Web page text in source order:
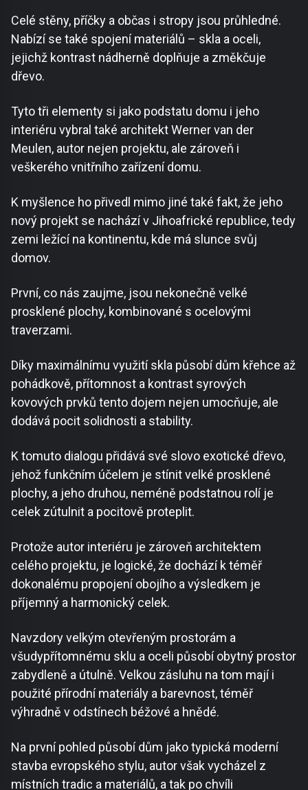
Celé stěny, příčky a občas i stropy jsou průhledné.
Nabízí se také spojení materiálů – skla a oceli,
jejichž kontrast nádherně doplňuje a změkčuje
dřevo.
Tyto tři elementy si jako podstatu domu i jeho
interiéru vybral také architekt Werner van der
Meulen, autor nejen projektu, ale zároveň i
veškerého vnitřního zařízení domu.
K myšlence ho přivedl mimo jiné také fakt, že jeho
nový projekt se nachází v Jihoafrické republice, tedy
zemi ležící na kontinentu, kde má slunce svůj
domov.
První, co nás zaujme, jsou nekonečně velké
prosklené plochy, kombinované s ocelovými
traverzami.
Díky maximálnímu využití skla působí dům křehce až
pohádkově, přítomnost a kontrast syrových
kovových prvků tento dojem nejen umocňuje, ale
dodává pocit solidnosti a stability.
K tomuto dialogu přidává své slovo exotické dřevo,
jehož funkčním účelem je stínit velké prosklené
plochy, a jeho druhou, neméně podstatnou rolí je
celek zútulnit a pocitově proteplit.
Protože autor interiéru je zároveň architektem
celého projektu, je logické, že dochází k téměř
dokonalému propojení obojího a výsledkem je
příjemný a harmonický celek.
Navzdory velkým otevřeným prostorám a
všudypřítomnému sklu a oceli působí obytný prostor
zabydleně a útulně. Velkou zásluhu na tom mají i
použité přírodní materiály a barevnost, téměř
výhradně v odstínech béžové a hnědé.
Na první pohled působí dům jako typická moderní
stavba evropského stylu, autor však vycházel z
místních tradic a materiálů, a tak po chvíli